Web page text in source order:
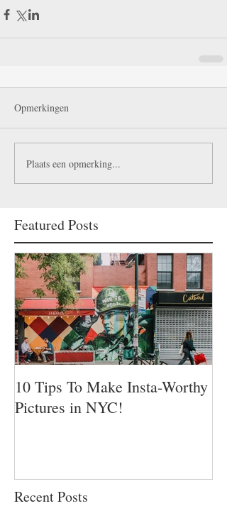
Opmerkingen
Plaats een opmerking...
Featured Posts
10 Tips To Make Insta-Worthy
Pictures in NYC!
Recent Posts